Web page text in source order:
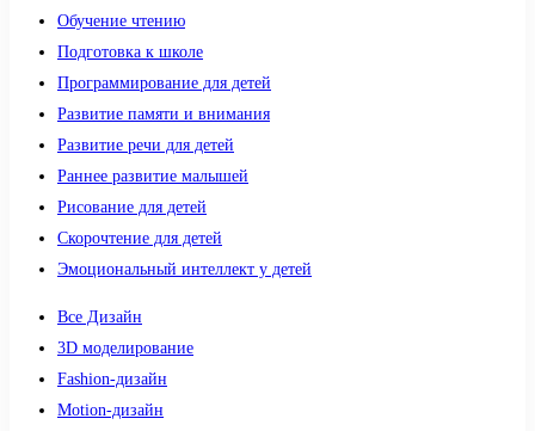
Обучение чтению
Подготовка к школе
Программирование для детей
Развитие памяти и внимания
Развитие речи для детей
Раннее развитие малышей
Рисование для детей
Скорочтение для детей
Эмоциональный интеллект у детей
Все Дизайн
3D моделирование
Fashion-дизайн
Motion-дизайн